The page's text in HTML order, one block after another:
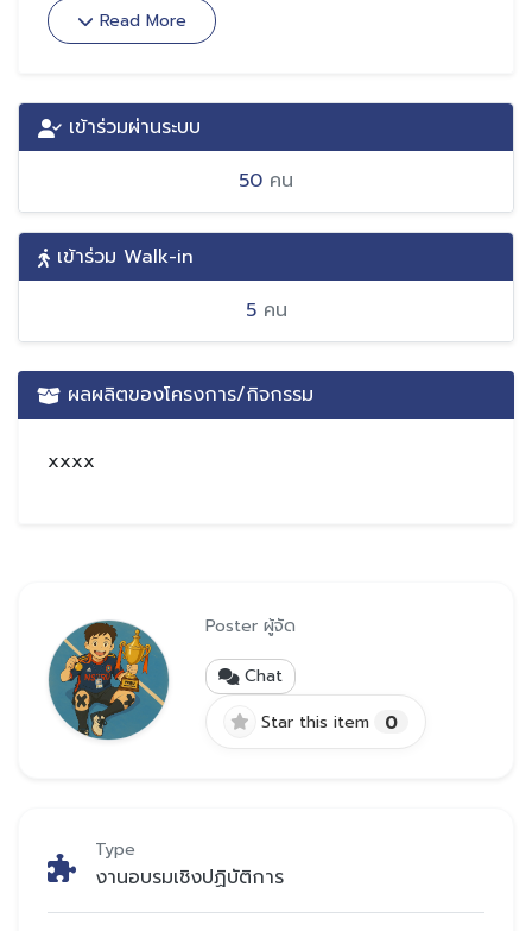
Read More
เข้าร่วมผ่านระบบ
50 คน
เข้าร่วม Walk-in
5 คน
ผลผลิตของโครงการ/กิจกรรม
xxxx
Poster ผู้จัด
Chat
Star this item
0
Type
งานอบรมเชิงปฏิบัติการ